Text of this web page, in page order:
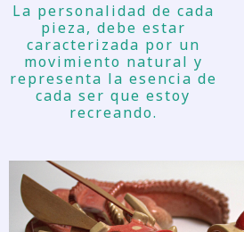
La personalidad de cada
pieza, debe estar
caracterizada por un
movimiento natural y
representa la esencia de
cada ser que estoy
recreando.